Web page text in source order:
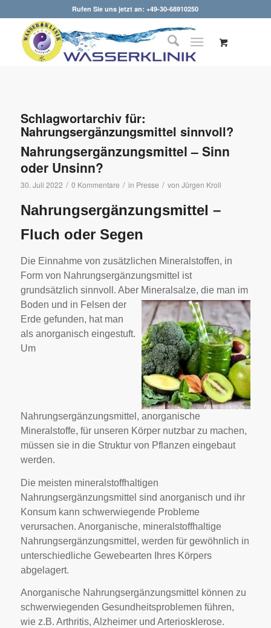
Rufen Sie uns jetzt an: +49-30-68910250
Schlagwortarchiv für:
Nahrungsergänzungsmittel sinnvoll?
Nahrungsergänzungsmittel – Sinn
oder Unsinn?
30. Juli 2022 / 0 Kommentare / in Presse / von Jürgen Kroll
Nahrungsergänzungsmittel –
Fluch oder Segen
Die Einnahme von zusätzlichen Mineralstoffen, in
Form von Nahrungsergänzungsmittel ist
grundsätzlich sinnvoll. AberMineralsalze, die man im
Boden und in Felsen der
Erde gefunden, hat man
als anorganisch eingestuft.
Um
Nahrungsergänzungsmittel, anorganische
Mineralstoffe, für unseren Körper nutzbar zu machen,
müssen sie in die Struktur von Pflanzen eingebaut
werden.
Die meisten mineralstoffhaltigen
Nahrungsergänzungsmittel sind anorganisch und ihr
Konsum kann schwerwiegende Probleme
verursachen. Anorganische, mineralstoffhaltige
Nahrungsergänzungsmittel, werden für gewöhnlich in
unterschiedliche Gewebearten Ihres Körpers
abgelagert.
Anorganische Nahrungsergänzungsmittel können zu
schwerwiegenden Gesundheitsproblemen führen,
wie z.B. Arthritis, Alzheimer und Arteriosklerose.